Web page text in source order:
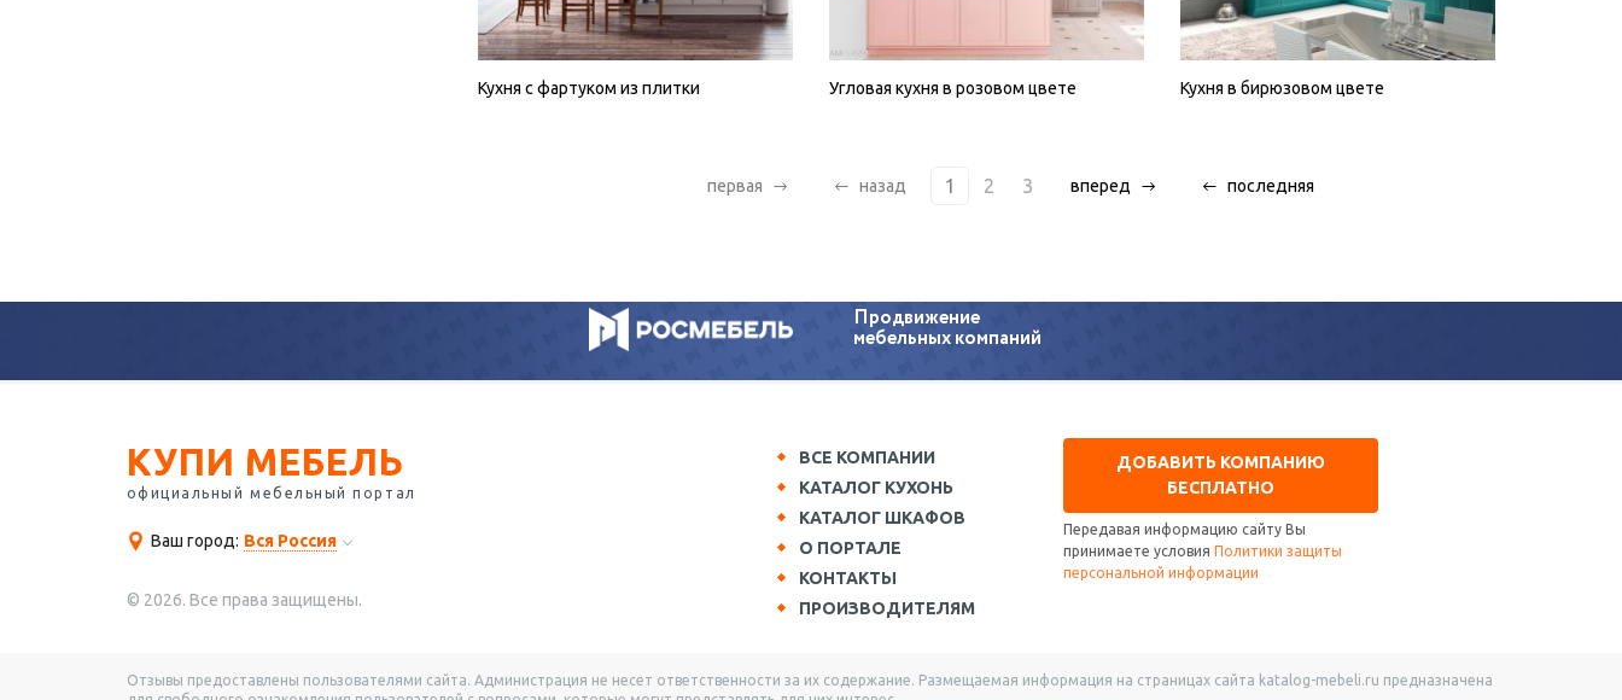
Кухня с фартуком из плитки Угловая кухня в розовом цвете Кухня в бирюзовом цвете
первая назад 1 2 3 вперед последняя
Продвижение
мебельных компаний
КУПИ МЕБЕЛЬ
официальный мебельный портал
Ваш город: Вся Россия
© 2026. Все права защищены.
ВСЕ КОМПАНИИ
КАТАЛОГ КУХОНЬ
КАТАЛОГ ШКАФОВ
О ПОРТАЛЕ
КОНТАКТЫ
ПРОИЗВОДИТЕЛЯМ
ДОБАВИТЬ КОМПАНИЮ
БЕСПЛАТНО
Передавая информацию сайту Вы
принимаете условияПолитики защиты
персональной информации
Отзывы предоставлены пользователями сайта. Администрация не несет ответственности за их содержание. Размещаемая информация на страницах сайта katalog-mebeli.ru предназначена